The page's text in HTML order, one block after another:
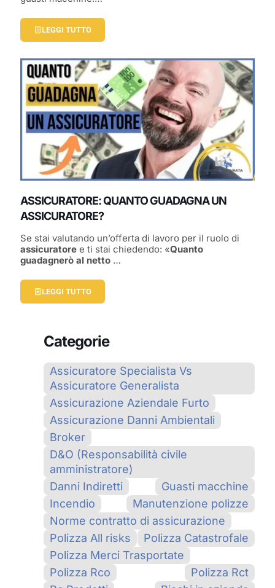
LEGGI TUTTO
ASSICURATORE: QUANTO GUADAGNA UN
ASSICURATORE?
Se stai valutando un’offerta di lavoro per il ruolo di
assicuratore e ti stai chiedendo: «Quanto
guadagnerò al netto …
LEGGI TUTTO
Categorie
Assicuratore Specialista Vs
Assicuratore Generalista
Assicurazione Aziendale Furto
Assicurazione Danni Ambientali
Broker
D&O (Responsabilità civile
amministratore)
Danni Indiretti
Guasti macchine
Incendio
Manutenzione polizze
Norme contratto di assicurazione
Polizza All risks
Polizza Catastrofale
Polizza Merci Trasportate
Polizza Rco
Polizza Rct